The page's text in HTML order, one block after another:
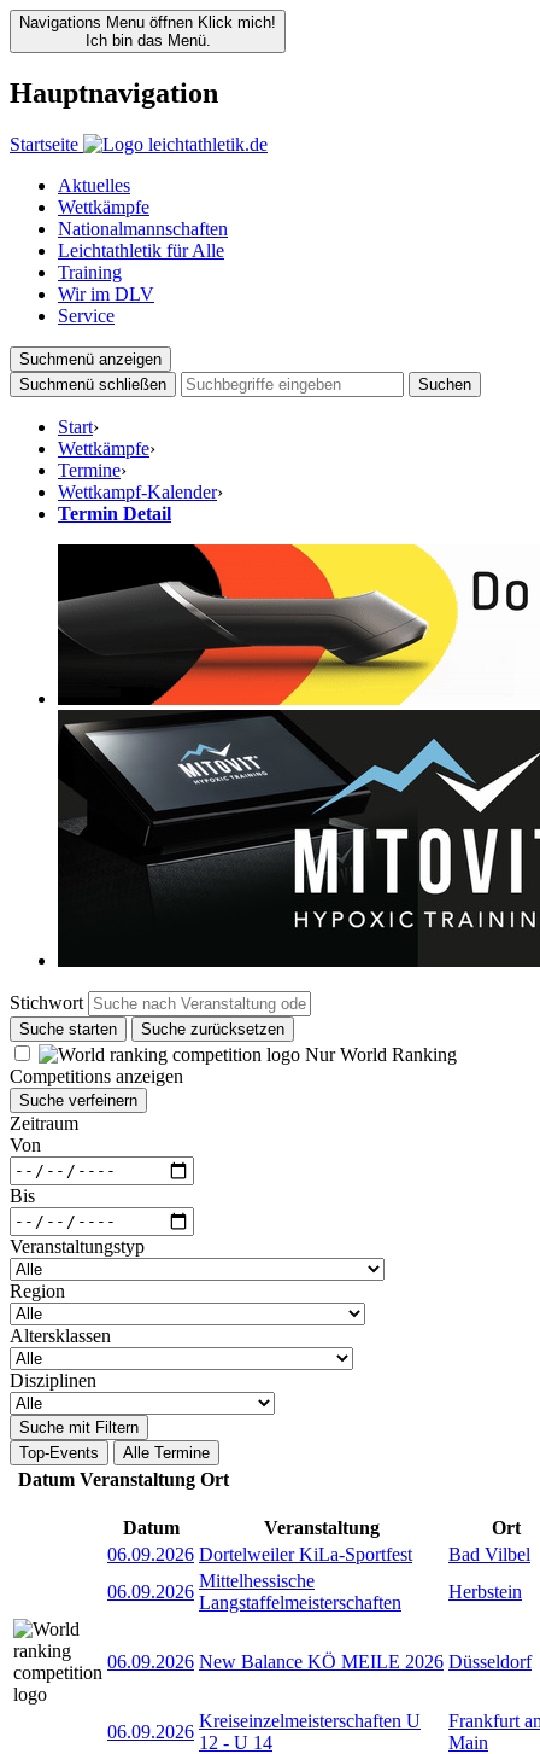
Navigations Menu öffnen Klick mich!
Ich bin das Menü.
Hauptnavigation
Startseite
Aktuelles
Wettkämpfe
Nationalmannschaften
Leichtathletik für Alle
Training
Wir im DLV
Service
Suchmenü anzeigen
Suchmenü schließen
Suchen
Start›
Wettkämpfe›
Termine›
Wettkampf-Kalender›
Termin Detail
Stichwort
Suche starten Suche zurücksetzen
Nur World Ranking
Competitions anzeigen
Suche verfeinern
Zeitraum
Von
Bis
Veranstaltungstyp
Region
Altersklassen
Disziplinen
Suche mit Filtern
Top-Events
Alle Termine
Datum Veranstaltung Ort
Datum Veranstaltung
Ort
06.09.2026 Dortelweiler KiLa-Sportfest
Bad Vilbel
06.09.2026
Mittelhessische
Langstaffelmeisterschaften
Herbstein
06.09.2026 New Balance KÖ MEILE 2026 Düsseldorf
06.09.2026
Kreiseinzelmeisterschaften U
12 - U 14
Frankfurt
Main